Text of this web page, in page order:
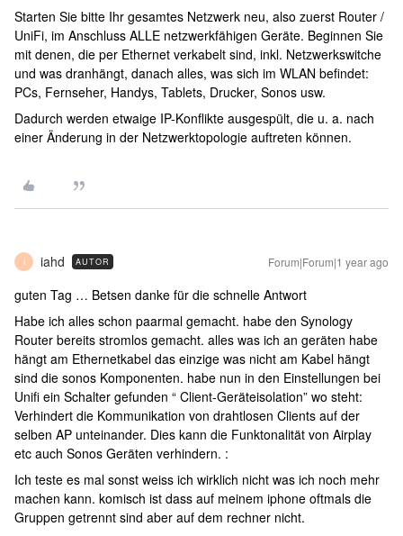
Starten Sie bitte Ihr gesamtes Netzwerk neu, also zuerst Router /
UniFi, im Anschluss ALLE netzwerkfähigen Geräte. Beginnen Sie
mit denen, die per Ethernet verkabelt sind, inkl. Netzwerkswitche
und was dranhängt, danach alles, was sich im WLAN befindet:
PCs, Fernseher, Handys, Tablets, Drucker, Sonos usw.
Dadurch werden etwaige IP-Konflikte ausgespült, die u. a. nach
einer Änderung in der Netzwerktopologie auftreten können.
I iahd AUTOR Forum|Forum|1 year ago
guten Tag … Betsen danke für die schnelle Antwort
Habe ich alles schon paarmal gemacht. habe den Synology
Router bereits stromlos gemacht. alles was ich an geräten habe
hängt am Ethernetkabel das einzige was nicht am Kabel hängt
sind die sonos Komponenten. habe nun in den Einstellungen bei
Unifi ein Schalter gefunden “ Client-Geräteisolation” wo steht:
Verhindert die Kommunikation von drahtlosen Clients auf der
selben AP unteinander. Dies kann die Funktonalität von Airplay
etc auch Sonos Geräten verhindern. :
Ich teste es mal sonst weiss ich wirklich nicht was ich noch mehr
machen kann. komisch ist dass auf meinem iphone oftmals die
Gruppen getrennt sind aber auf dem rechner nicht.